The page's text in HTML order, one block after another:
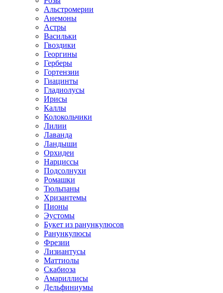
Альстромерии
Анемоны
Астры
Васильки
Гвоздики
Георгины
Герберы
Гортензии
Гиацинты
Гладиолусы
Ирисы
Каллы
Колокольчики
Лилии
Лаванда
Ландыши
Орхидеи
Нарциссы
Подсолнухи
Ромашки
Тюльпаны
Хризантемы
Пионы
Эустомы
Букет из ранункулюсов
Ранункулюсы
Фрезии
Лизиантусы
Маттиолы
Скабиоза
Амариллисы
Дельфиниумы